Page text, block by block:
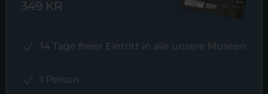
349 KR
14 Tage freier Eintritt in alle unsere Museen
1 Person